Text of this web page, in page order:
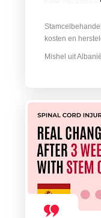
kosten en
Mishel uit Albanië